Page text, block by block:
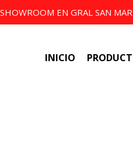
EN GRAL SAN
INICIO